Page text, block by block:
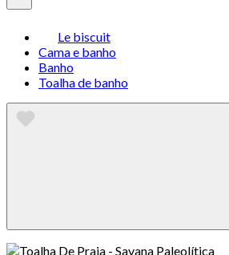
Le biscuit
Cama e banho
Banho
Toalha de banho